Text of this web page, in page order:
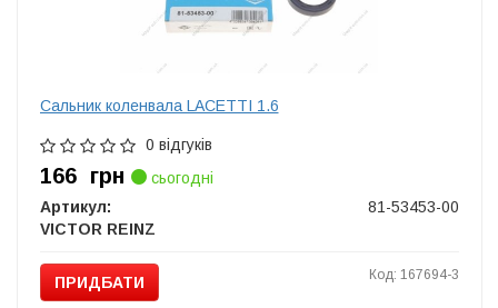
Сальник коленвала LACETTI 1.6
0 відгуків
166 грн
сьогодні
Артикул:
81-53453-00
VICTOR REINZ
ПРИДБАТИ Код: 167694-3